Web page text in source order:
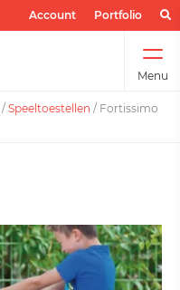
Account Portfolio
Menu
/ Speeltoestellen / Fortissimo